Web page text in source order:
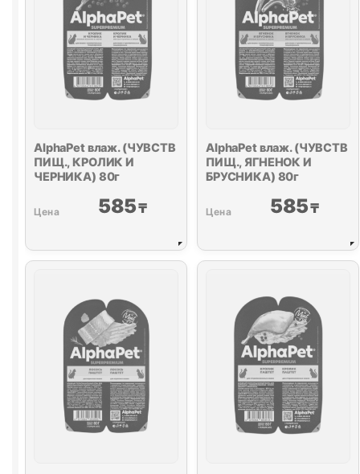
80г
AlphaPet влаж. (ЧУВСТВ
ПИЩ., КРОЛИК И
ЧЕРНИКА) 80г
585₸
AlphaPet влаж. (ЧУВСТВ
ПИЩ., ЯГНЕНОК И
БРУСНИКА) 80г
585₸